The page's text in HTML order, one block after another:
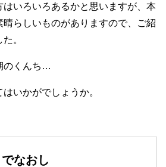
いろいろあるかと思いますが、本
らしいものがありますので、ご紹
。
のくんち…
いかがでしょうか。
でなおし